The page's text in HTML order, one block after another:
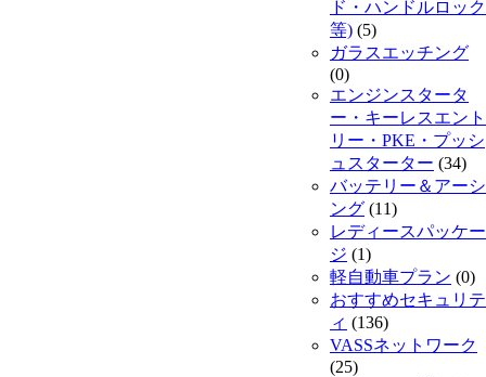
ド・ハンドルロック
等) (5)
ガラスエッチング
(0)
エンジンスタータ
ー・キーレスエント
リー・PKE・プッシ
ュスターター (34)
バッテリー＆アーシ
ング (11)
レディースパッケー
ジ (1)
軽自動車プラン (0)
おすすめセキュリテ
ィ (136)
VASSネットワーク
(25)